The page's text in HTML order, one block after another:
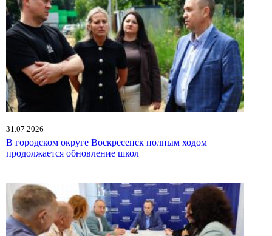
31.07.2026
В городском округе Воскресенск полным ходом
продолжается обновление школ